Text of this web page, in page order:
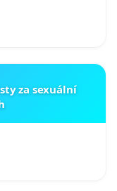
za sexuální